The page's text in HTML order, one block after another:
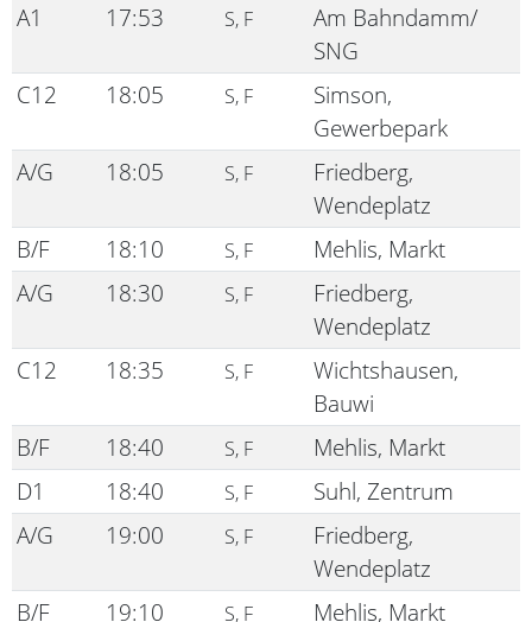
A1
17:53 S, F
Am Bahndamm/
SNG
C12
18:05 S, F
Simson,
Gewerbepark
A/G
18:05 S, F
Friedberg,
Wendeplatz
B/F
18:10 S, F
Mehlis, Markt
A/G
18:30 S, F
Friedberg,
Wendeplatz
C12
18:35 S, F
Wichtshausen,
Bauwi
B/F
18:40 S, F
Mehlis, Markt
D1
18:40 S, F
Suhl, Zentrum
A/G
19:00 S, F
Friedberg,
Wendeplatz
B/F
19:10 S, F
Mehlis, Markt